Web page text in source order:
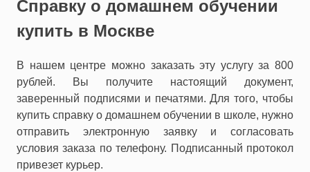
Справку о домашнем обучении
купить в Москве
В нашем центре можно заказать эту услугу за 800
рублей. Вы получите настоящий документ,
заверенный подписями и печатями. Для того, чтобы
купить справку о домашнем обучении в школе, нужно
отправить электронную заявку и согласовать
условия заказа по телефону. Подписанный протокол
привезет курьер.